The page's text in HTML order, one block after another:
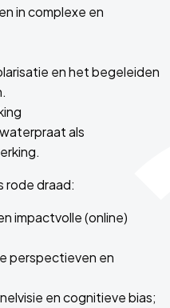
in complexe en
en het begeleiden
als
rode draad:
impactvolle (online)
perspectieven en
en cognitieve bias;